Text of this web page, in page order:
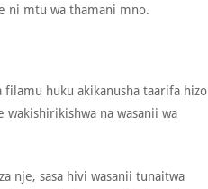
ni mtu wa thamani mno.
huku akikanusha taarifa hizo
wakishirikishwa na wasanii wa
nje, sasa hivi wasanii tunaitwa